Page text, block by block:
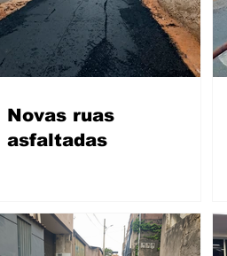
Novas ruas
asfaltadas